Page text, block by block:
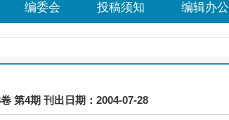
编委会 投稿须知 编辑办公
第4期 刊出日期：2004-07-28